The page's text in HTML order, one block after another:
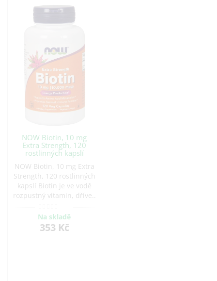
NOW Biotin, 10 mg
Extra Strength, 120
rostlinných kapslí
NOW Biotin, 10 mg Extra
Strength, 120 rostlinných
kapslí Biotin je ve vodě
rozpustný vitamin, dříve..
Na skladě
353 Kč